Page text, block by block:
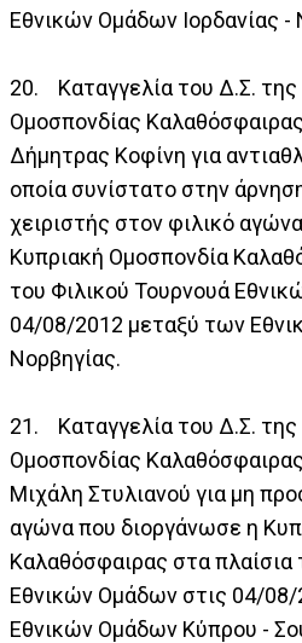
Εθνικών Ομάδων Ιορδανίας -
20. Καταγγελία του Δ.Σ. της
Ομοσπονδίας
Δήμητρας Κοφίνη για
οποία συνίστατο στην
χειριστής στον φιλικό
Κυπριακή Ομοσπονδία
του Φιλικού Τουρνουά
04/08/2012 μεταξύ των
Νορβηγίας.
21. Καταγγελία του Δ.Σ. της
Ομοσπονδίας
Μιχάλη Στυλιανού για μη
αγώνα που διοργάνωσε η
Καλαθόσφαιρας στα πλαίσια
Εθνικών Ομάδων στις 04/
Εθνικών Ομάδων Κύπρου -